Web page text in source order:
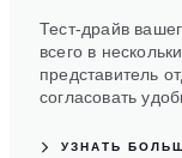
Тест-драйв
всего в
представитель
согласовать
УЗНАТЬ